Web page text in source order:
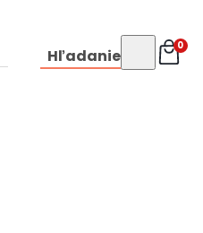
Hľadanie 0